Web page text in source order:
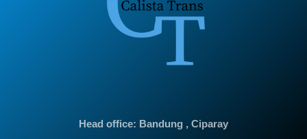
Head office: Bandung , Ciparay